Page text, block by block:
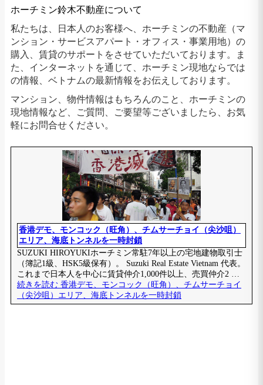
ホーチミン鈴木不動産について
私たちは、日本人のお客様へ、ホーチミンの不動産（マ
ンション・サービスアパート・オフィス・事業用地）の
購入、賃貸のサポートをさせていただいております。ま
た、インターネットを通じて、ホーチミン現地ならでは
の情報、ベトナムの最新情報をお伝えしております。
マンション、物件情報はもちろんのこと、ホーチミンの
現地情報など、ご質問、ご要望等ございましたら、お気
軽にお問合せください。